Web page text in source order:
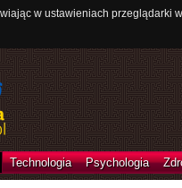
w ustawieniach
Technologia Psychologia